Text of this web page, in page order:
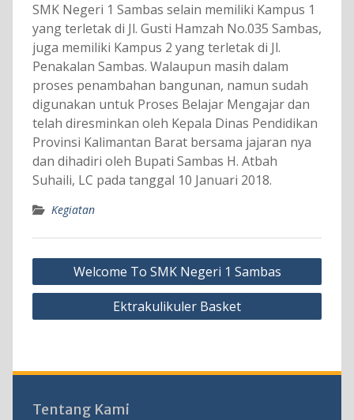
SMK Negeri 1 Sambas selain memiliki Kampus 1
yang terletak di Jl. Gusti Hamzah No.035 Sambas,
juga memiliki Kampus 2 yang terletak di Jl.
Penakalan Sambas. Walaupun masih dalam
proses penambahan bangunan, namun sudah
digunakan untuk Proses Belajar Mengajar dan
telah diresminkan oleh Kepala Dinas Pendidikan
Provinsi Kalimantan Barat bersama jajaran nya
dan dihadiri oleh Bupati Sambas H. Atbah
Suhaili, LC pada tanggal 10 Januari 2018.
Kegiatan
Navigasi
pos
Welcome To SMK Negeri 1 Sambas
Ektrakulikuler Basket
Tentang Kami